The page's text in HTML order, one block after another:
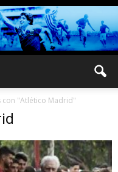
con "Atlético Madrid"